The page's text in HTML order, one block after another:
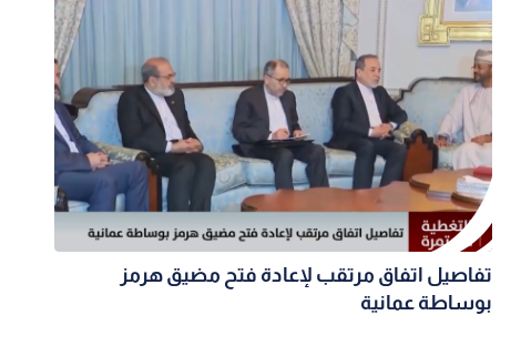
تفاصيل اتفاق مرتقب لإعادة فتح مضيق هرمز
بوساطة عمانية